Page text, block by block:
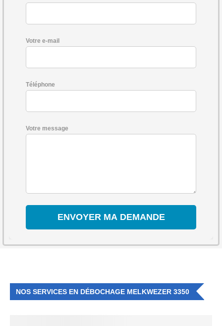
Votre e-mail
Téléphone
Votre message
NOS SERVICES EN DÉBOCHAGE MELKWEZER 3350